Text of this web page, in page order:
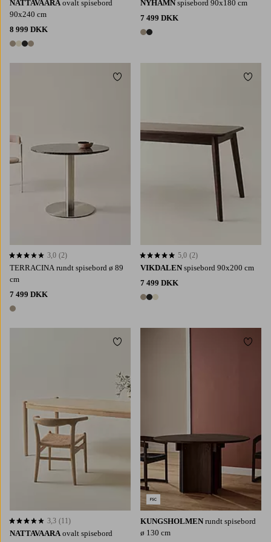
NATTAVAARA ovalt spisebord
90x240 cm
8 999 DKK
4 farver
NYHAMN spisebord 90x180 cm
7 499 DKK
2 farver
TERRACINA rundt spisebord ø 89
cm
7 499 DKK
1 farve
3,0 baseret på 2 bedømmelser
3,0 (2)
Tilføj til favoritter
VIKDALEN spisebord 90x200 cm
7 499 DKK
3 farver
5,0 baseret på 2 bedømmelser
5,0 (2)
Tilføj
NATTAVAARA ovalt spisebord
3,3 baseret på 11 bedømmelser
3,3 (11)
Tilføj til favoritter
KUNGSHOLMEN rundt spisebord
ø 130 cm
Tilføj